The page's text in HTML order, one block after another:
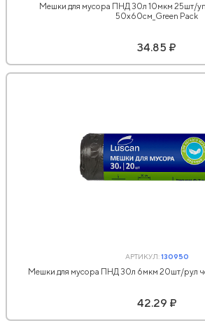
Мешки для мусора ПНД 30л 10мкм 25шт/уп
50х60см_Green Pack
34.85 ₽
АРТИКУЛ:130950
Мешки для мусора ПНД 30л 6мкм 20шт/рул
42.29 ₽